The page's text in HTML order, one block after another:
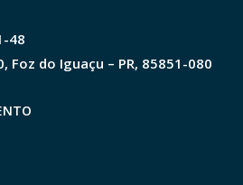
48
Foz do Iguaçu – PR, 85851-080